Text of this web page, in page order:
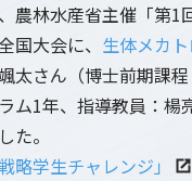
農林水産省主催「第1
国大会に、 生体メカ
太さん（博士前期課
ム1年、指導教員：楊
た。
略学生チャレンジ」